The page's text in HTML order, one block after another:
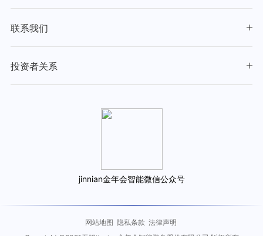
联系我们
投资者关系
jinnian金年会智能微信公众号
网站地图 隐私条款 法律声明